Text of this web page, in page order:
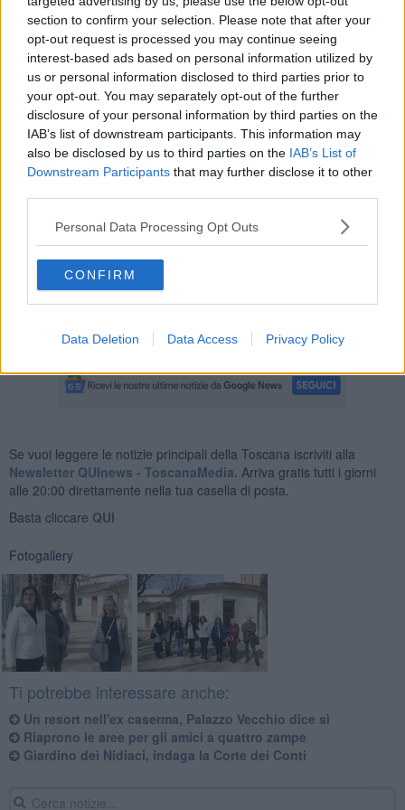
section to confirm your selection. Please note that after your
opt-out request is processed you may continue seeing
interest-based ads based on personal information utilized by
us or personal information disclosed to third parties prior to
your opt-out. You may separately opt-out of the further
disclosure of your personal information by third parties on the
IAB’s list of downstream participants. This information may
also be disclosed by us to third parties on the IAB’s List of
Downstream Participants that may further disclose it to other
Personal Data Processing Opt Outs
CONFIRM
Data Deletion Data Access Privacy Policy
Mazzei.
Dall’Orchestra Trasversale di San Frediano e Santo Spirito, al
calcio e alla danzo afro in collaborazione con il Centro Storico
Lebowski, fino alle letture in lingua madre in collaborazione con la
biblioteca Tohuar, musicoterapia e altre iniziative in collaborazione
con la cooperativa Cat: i progetti creati dai cittadini ora quindi
possono usufruire della sala polivalente realizzata al posto della
vecchia limonaia con materiali ecologici e completamente integrata
nel contesto monumentale del giardino.
“Anche questo è un tassello dell’impegno dell’amministrazione per
dare sempre più centralità a questo luogo, dalla grande valenza
sociale per l’Oltrarno”, hanno sottolineato la vicesindaca Alessia
dell’associazione.
Se vuoi leggere le notizie principali della Toscana iscriviti alla
Newsletter QUInews - ToscanaMedia. Arriva gratis tutti i giorni
alle 20:00 direttamente nella tua casella di posta.
Basta cliccare QUI
Fotogallery
Ti potrebbe interessare anche:
Un resort nell'ex caserma, Palazzo Vecchio dice sì
Riaprono le aree per gli amici a quattro zampe
Giardino dei Nidiaci, indaga la Corte dei Conti